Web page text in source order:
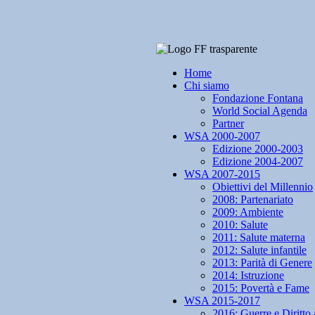
Home
Chi siamo
Fondazione Fontana
World Social Agenda
Partner
WSA 2000-2007
Edizione 2000-2003
Edizione 2004-2007
WSA 2007-2015
Obiettivi del Millennio
2008: Partenariato
2009: Ambiente
2010: Salute
2011: Salute materna
2012: Salute infantile
2013: Parità di Genere
2014: Istruzione
2015: Povertà e Fame
WSA 2015-2017